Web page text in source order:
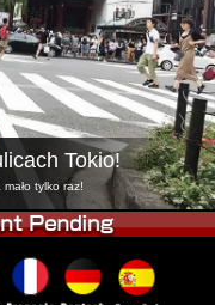
Tokyo Akihabara#1
Tokyo Shibuya
Tokyo Bay
Osaka
Tokio!
tylko raz!